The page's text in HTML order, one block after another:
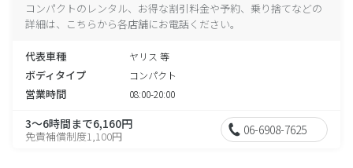
コンパクトのレンタル、お得な割引料金や予約、乗り捨てなどの
詳細は、こちらから各店舗にお電話ください。
代表車種 ヤリス 等
ボディタイプ コンパクト
営業時間 08:00-20:00
3～6時間まで6,160円
免責補償制度1,100円 06-6908-7625